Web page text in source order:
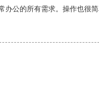
公的所有需求。操作也很简